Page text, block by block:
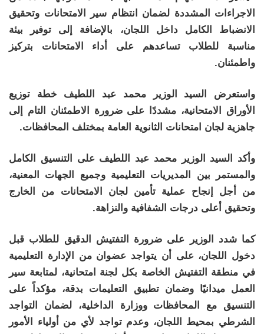
الاجراءات المشددة لضمان انتظام سير الامتحانات وتحقيق
الانضباط الكامل داخل اللجان، بالإضافة إلى توفير بيئة
مناسبة للطلاب تساعدهم على أداء الامتحانات بتركيز
واطمئنان.
واستعرض السيد الوزير محمد عبد اللطيف خطة توزيع
الأوراق الامتحانية، مشددًا على ضرورة الاطمئنان التام إلى
جاهزية لجان امتحانات الثانوية العامة بمختلف المحافظات.
وأكد السيد الوزير محمد عبد اللطيف على التنسيق الكامل
والمستمر بين المديريات التعليمية وجميع الجهات المعنية،
من أجل إنجاح عملية تأمين لجان الامتحانات من الخارج
وتحقيق أعلى درجات الشفافية والنزاهة.
كما شدد الوزير على ضرورة التفتيش الدقيق للطلاب قبل
دخول اللجان، على أن يتواجد عضوان من الإدارة التعليمية
في منطقة التفتيش الخاصة بكل لجنة امتحانية، لمتابعة سير
العمل ميدانيًا وضمان تطبيق التعليمات بدقة، مؤكداً على
التنسيق مع المحافظات ووزارة الداخلية، لضمان التواجد
الشرطي بمحيط اللجان، وعدم تواجد لأي من أولياء الأمور